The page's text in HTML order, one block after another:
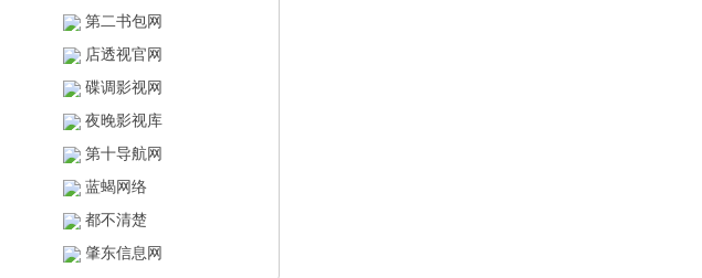
第二书包网
店透视官网
碟调影视网
夜晚影视库
第十导航网
蓝蝎网络
都不清楚
肇东信息网